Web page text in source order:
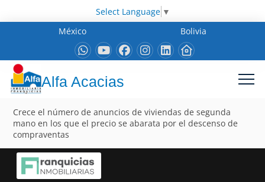
Select Language ▼
México
Bolivia
Alfa Acacias
Crece el número de anuncios de viviendas de segunda
mano en los que el precio se abarata por el descenso de
compraventas